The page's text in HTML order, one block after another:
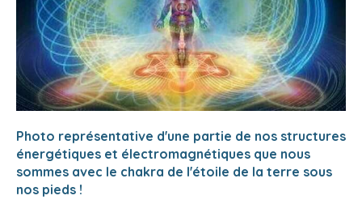
Photo représentative d'une partie de nos structures
énergétiques et électromagnétiques que nous
sommes avec le chakra de l'étoile de la terre sous
nos pieds !